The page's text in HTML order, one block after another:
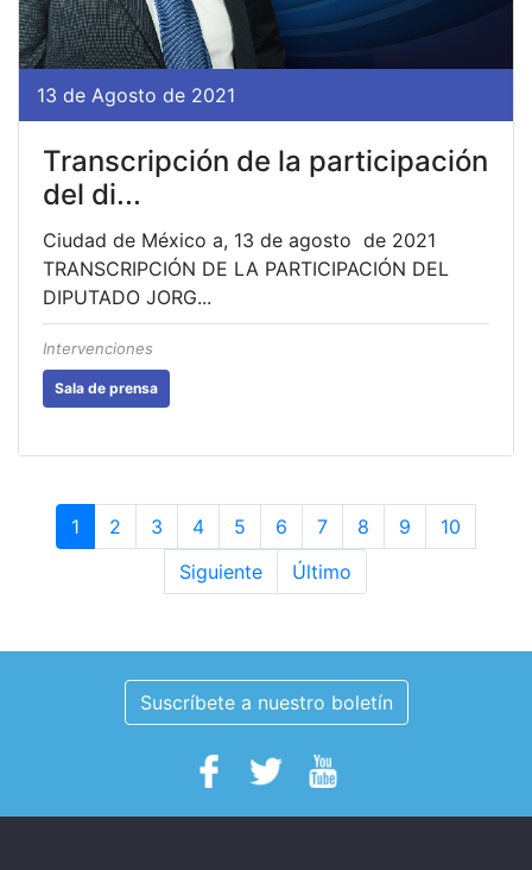
13 de Agosto de 2021
Transcripción de la participación
del di...
Ciudad de México a, 13 de agosto de 2021
TRANSCRIPCIÓN DE LA PARTICIPACIÓN DEL
DIPUTADO JORG...
Intervenciones
Sala de prensa
1 2 3 4 5 6 7 8 9
10
Siguiente
Último
Suscríbete a nuestro boletín